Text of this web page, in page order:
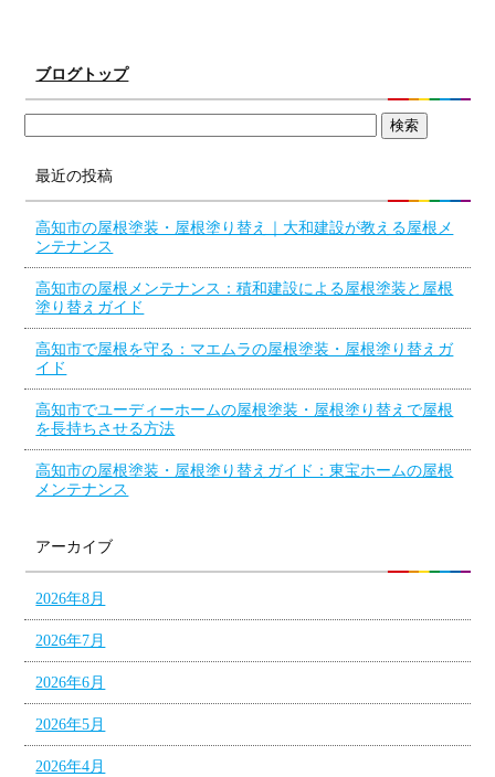
ブログトップ
最近の投稿
高知市の屋根塗装・屋根塗り替え｜大和建設が教える屋根メ
ンテナンス
高知市の屋根メンテナンス：積和建設による屋根塗装と屋根
塗り替えガイド
高知市で屋根を守る：マエムラの屋根塗装・屋根塗り替えガ
イド
高知市でユーディーホームの屋根塗装・屋根塗り替えで屋根
を長持ちさせる方法
高知市の屋根塗装・屋根塗り替えガイド：東宝ホームの屋根
メンテナンス
アーカイブ
2026年8月
2026年7月
2026年6月
2026年5月
2026年4月